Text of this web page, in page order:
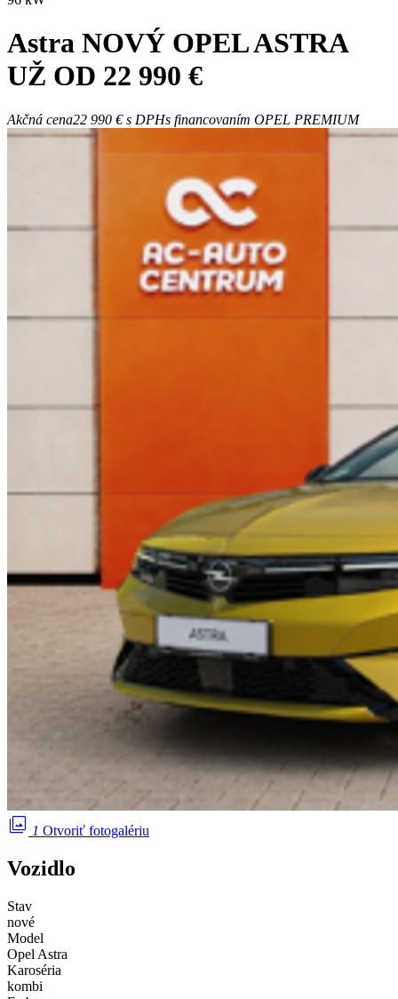
Astra NOVÝ OPEL ASTRA
UŽ OD 22 990 €
Akčná cena22 990 €s DPHs financovaním OPEL PREMIUM
photo_library 1 Otvoriť fotogalériu
Vozidlo
Stav
nové
Model
Opel Astra
Karoséria
kombi